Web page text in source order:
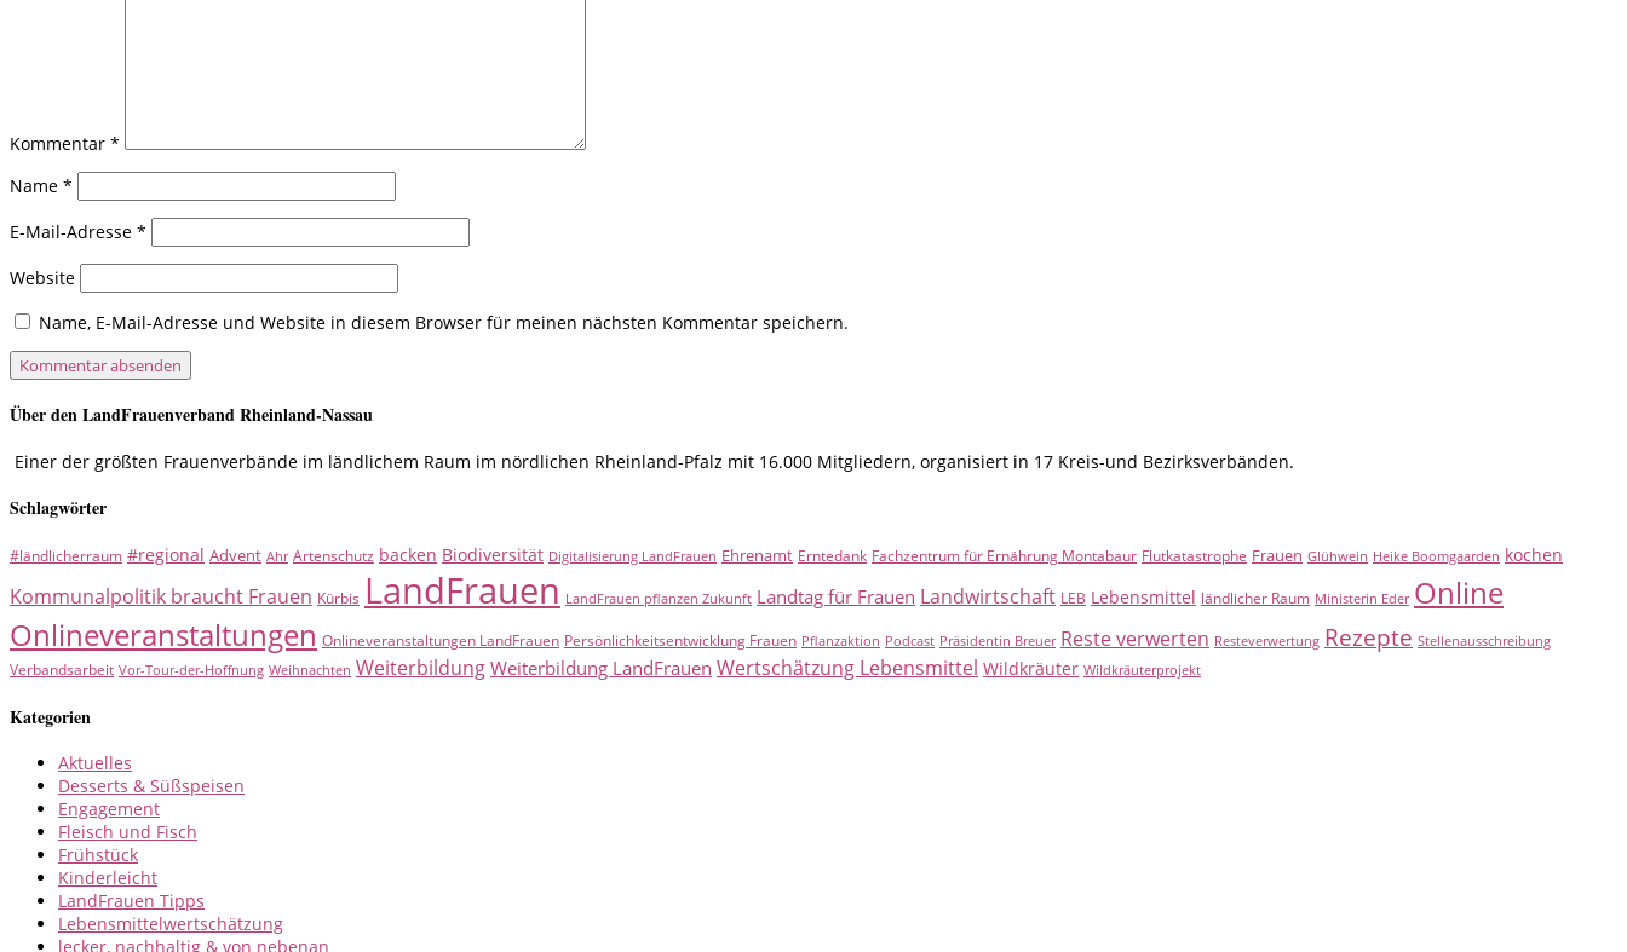
Kommentar *
Name *
E-Mail-Adresse *
Website
Name, E-Mail-Adresse und Website in diesem Browser für meinen nächsten Kommentar speichern.
Über den LandFrauenverband Rheinland-Nassau
Einer der größten Frauenverbände im ländlichem Raum im nördlichen Rheinland-Pfalz mit 16.000 Mitgliedern, organisiert in 17 Kreis-und Bezirksverbänden.
Schlagwörter
#ländlicherraum #regional Advent Ahr Artenschutz backen Biodiversität Digitalisierung LandFrauen Ehrenamt Erntedank Fachzentrum für Ernährung Montabaur Flutkatastrophe Frauen Glühwein Heike Boomgaarden kochen
Kommunalpolitik braucht Frauen Kürbis LandFrauen LandFrauen pflanzen Zukunft Landtag für Frauen Landwirtschaft LEB Lebensmittel ländlicher Raum Ministerin Eder Online
Onlineveranstaltungen Onlineveranstaltungen LandFrauen Persönlichkeitsentwicklung Frauen Pflanzaktion Podcast Präsidentin Breuer Reste verwerten Resteverwertung Rezepte Stellenausschreibung
Verbandsarbeit Vor-Tour-der-Hoffnung Weihnachten Weiterbildung Weiterbildung LandFrauen Wertschätzung Lebensmittel Wildkräuter Wildkräuterprojekt
Kategorien
Aktuelles
Desserts & Süßspeisen
Engagement
Fleisch und Fisch
Frühstück
Kinderleicht
LandFrauen Tipps
Lebensmittelwertschätzung
lecker, nachhaltig & von nebenan